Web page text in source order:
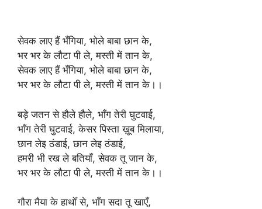
सेवक लाए हैं भँगिया, भोले बाबा छान के,
भर भर के लौटा पी ले, मस्ती में तान के,
सेवक लाए हैं भँगिया, भोले बाबा छान के,
भर भर के लौटा पी ले, मस्ती में तान के।।
बड़े जतन से हौले हौले, भाँग तेरी घुटवाई,
भाँग तेरी घुटवाई, केसर पिस्ता ख़ूब मिलाया,
छान लेइ ठंडाई, छान लेइ ठंडाई,
हमरी भी रख ले बतियाँ, सेवक तू जान के,
भर भर के लौटा पी ले, मस्ती में तान के।।
गौरा मैया के हाथोँ से, भाँग सदा तू खाएँ,